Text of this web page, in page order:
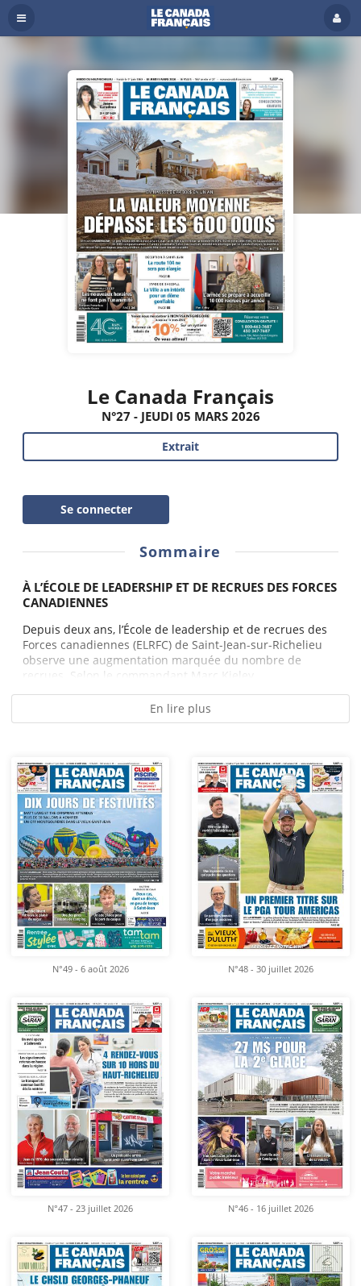
Le Canada Français
N°27 - JEUDI 05 MARS 2026
Extrait
Se connecter
Sommaire
À L’ÉCOLE DE LEADERSHIP ET DE RECRUES DES FORCES
CANADIENNES
Depuis deux ans, l’École de leadership et de recrues des
Forces canadiennes (ELRFC) de Saint-Jean-sur-Richelieu
observe une augmentation marquée du nombre de
recrues. Selon le commandant Marc Kieley,...
En lire plus
N°49 - 6 août 2026 N°48 - 30 juillet 2026
N°47 - 23 juillet 2026 N°46 - 16 juillet 2026